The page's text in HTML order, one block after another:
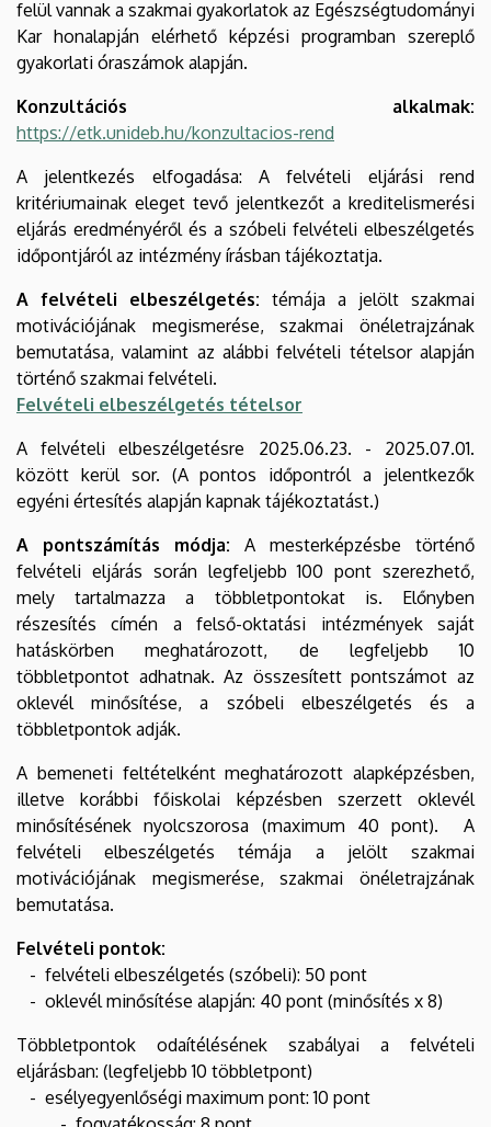
felül vannak a szakmai gyakorlatok az Egészségtudományi
Kar honalapján elérhető képzési programban szereplő
gyakorlati óraszámok alapján.
Konzultációs alkalmak:
https://etk.unideb.hu/konzultacios-rend
A jelentkezés elfogadása: A felvételi eljárási rend
kritériumainak eleget tevő jelentkezőt a kreditelismerési
eljárás eredményéről és a szóbeli felvételi elbeszélgetés
időpontjáról az intézmény írásban tájékoztatja.
A felvételi elbeszélgetés: témája a jelölt szakmai
motivációjának megismerése, szakmai önéletrajzának
bemutatása, valamint az alábbi felvételi tételsor alapján
történő szakmai felvételi.
Felvételi elbeszélgetés tételsor
A felvételi elbeszélgetésre 2025.06.23. - 2025.07.01.
között kerül sor. (A pontos időpontról a jelentkezők
egyéni értesítés alapján kapnak tájékoztatást.)
A pontszámítás módja: A mesterképzésbe történő
felvételi eljárás során legfeljebb 100 pont szerezhető,
mely tartalmazza a többletpontokat is. Előnyben
részesítés címén a felső-oktatási intézmények saját
hatáskörben meghatározott, de legfeljebb 10
többletpontot adhatnak. Az összesített pontszámot az
oklevél minősítése, a szóbeli elbeszélgetés és a
többletpontok adják.
A bemeneti feltételként meghatározott alapképzésben,
illetve korábbi főiskolai képzésben szerzett oklevél
minősítésének nyolcszorosa (maximum 40 pont). A
felvételi elbeszélgetés témája a jelölt szakmai
motivációjának megismerése, szakmai önéletrajzának
bemutatása.
Felvételi pontok:
- felvételi elbeszélgetés (szóbeli): 50 pont
- oklevél minősítése alapján: 40 pont (minősítés x 8)
Többletpontok odaítélésének szabályai a felvételi
eljárásban: (legfeljebb 10 többletpont)
- esélyegyenlőségi maximum pont: 10 pont